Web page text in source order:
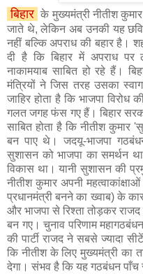
बिहार के मुख्यमंत्री नीतीश
जाते थे, लेकिन अब उनकी यह
नहीं बल्कि अपराध की बहार है।
दी है कि बिहार में अपराध पर
नाकामयाब साबित हो रहे हैं।
मंत्रियों ने जिस तरह उसका
जाहिर होता है कि भाजपा विरोध
गलत जगह फंस गए हैं। बिहार
साबित होता है कि नीतीश कुमार
बन पाए थे। जदयू-भाजपा
सुशासन को भाजपा का समर्थन
विकास था। यानी सुशासन की
नीतीश कुमार अपनी
प्रधानमंत्री बनने का ख्वाब) के
और भाजपा से रिश्ता तोड़कर
बन गए। चुनाव परिणाम
की पार्टी राजद ने सबसे ज्यादा
कि नीतीश के लिए मुख्यमंत्री का
देगा। संभव है कि यह गठबंधन